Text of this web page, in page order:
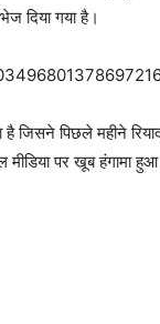
दिया गया है।
जिसने पिछले महीने
पर खूब हंगामा